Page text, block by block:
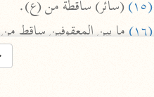
(١٥)
(سائر) ساقطة من (ع).
(١٦)
ما بين المعقوفين